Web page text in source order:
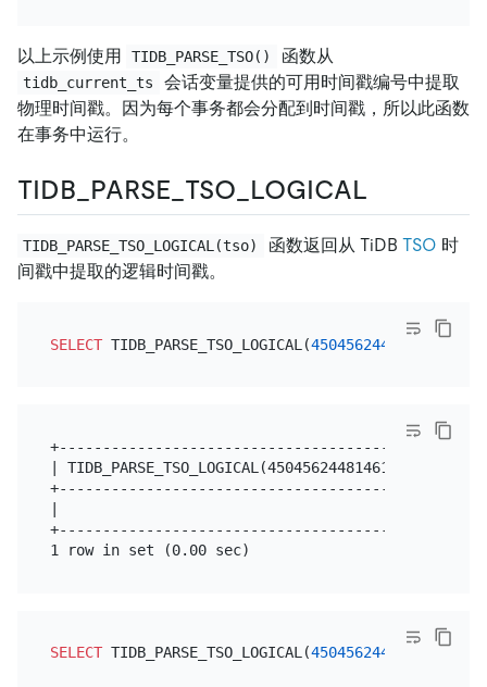
以上示例使用 TIDB_PARSE_TSO() 函数从
tidb_current_ts
会话变量提供的可用时间戳编号中提取
物理时间戳。因为每个事务都会分配到时间戳，所以此函数
在事务中运行。
TIDB_PARSE_TSO_LOGICAL
TIDB_PARSE_TSO_LOGICAL(tso) 函数返回从 TiDB TSO 时
间戳中提取的逻辑时间戳。
SELECT TIDB_PARSE_TSO_LOGICAL(450456244814610433
+--------------------------------------------+
| TIDB_PARSE_TSO_LOGICAL(450456244814610433) |
+--------------------------------------------+
+--------------------------------------------+
SELECT TIDB_PARSE_TSO_LOGICAL(450456244814610434